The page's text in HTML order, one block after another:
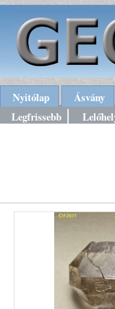
Nyitólap Ásvány
Legfrissebb